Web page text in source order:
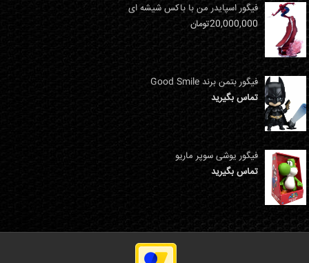
فیگور اسپایدر من با باکس شیشه ای
20,000,000تومان
فیگور بتمن برند Good Smile
تماس بگیرید
فیگور یوشی سوپر ماریو
تماس بگیرید